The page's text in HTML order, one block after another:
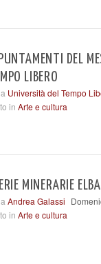
DEL
LIBERO
Università del Tempo
in Arte e cultura
MINERARIE
Andrea Galassi
in Arte e cultura